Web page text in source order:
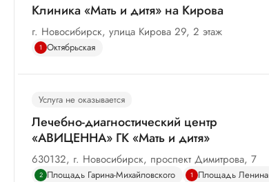
Клиника «Мать и дитя» на Кирова
г. Новосибирск, улица Кирова 29, 2 этаж
1 Октябрьская
Услуга не оказывается
Лечебно-диагностический центр
«АВИЦЕННА» ГК «Мать и дитя»
630132, г. Новосибирск, проспект Димитрова, 7
2 Площадь Гарина-Михайловского 1 Площадь Ленина